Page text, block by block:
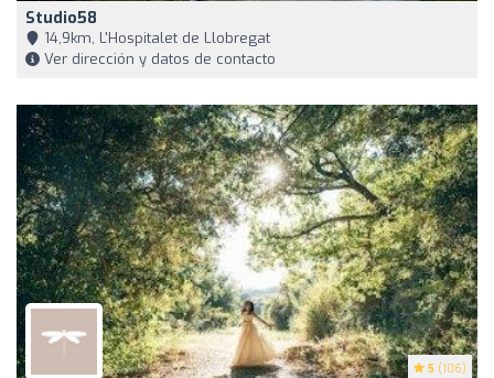
Studio58
14,9km, L'Hospitalet de Llobregat
Ver dirección y datos de contacto
5 (106)